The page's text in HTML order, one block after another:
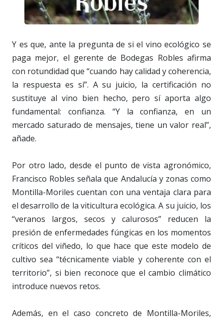
Y es que, ante la pregunta de si el vino ecológico se
paga mejor, el gerente de Bodegas Robles afirma
con rotundidad que “cuando hay calidad y coherencia,
la respuesta es sí”. A su juicio, la certificación no
sustituye al vino bien hecho, pero sí aporta algo
fundamental: confianza. “Y la confianza, en un
mercado saturado de mensajes, tiene un valor real”,
añade.
Por otro lado, desde el punto de vista agronómico,
Francisco Robles señala que Andalucía y zonas como
Montilla-Moriles cuentan con una ventaja clara para
el desarrollo de la viticultura ecológica. A su juicio, los
“veranos largos, secos y calurosos” reducen la
presión de enfermedades fúngicas en los momentos
críticos del viñedo, lo que hace que este modelo de
cultivo sea “técnicamente viable y coherente con el
territorio”, si bien reconoce que el cambio climático
introduce nuevos retos.
Además, en el caso concreto de Montilla-Moriles,